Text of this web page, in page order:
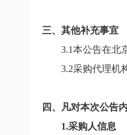
三、其他补充事宜
3.1本公告在北
3.2采购代理机
四、凡对本次公告
1.采购人信息